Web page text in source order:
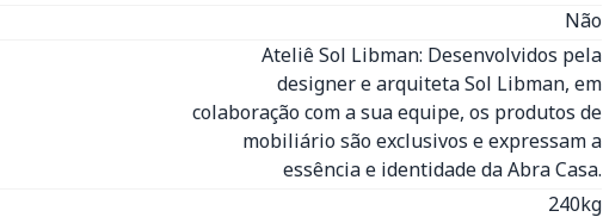
Não
Ateliê Sol Libman: Desenvolvidos pela
designer e arquiteta Sol Libman, em
colaboração com a sua equipe, os produtos de
mobiliário são exclusivos e expressam a
essência e identidade da Abra Casa.
240kg